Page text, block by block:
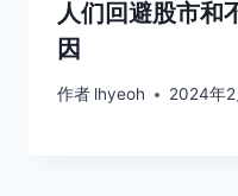
人们回避股市和
因
作者 lhyeoh 2024年2